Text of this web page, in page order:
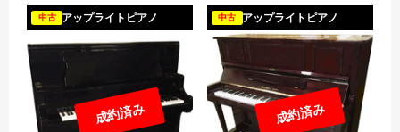
アップライトピアノ
中古
成約済み
アップライトピアノ
中古
成約済み